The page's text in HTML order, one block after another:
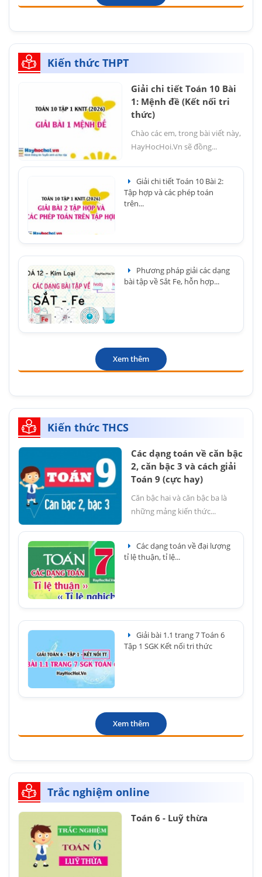
Kiến thức THPT
Giải chi tiết Toán 10 Bài
1: Mệnh đề (Kết nối tri
thức)
Chào các em, trong bài viết này,
HayHocHoi.Vn sẽ đồng...
Giải chi tiết Toán 10 Bài 2:
Tập hợp và các phép toán
trên...
Phương pháp giải các dạng
bài tập về Sắt Fe, hỗn hợp...
Xem thêm
Kiến thức THCS
Các dạng toán về căn bậc
2, căn bậc 3 và cách giải
Toán 9 (cực hay)
Căn bậc hai và căn bậc ba là
những mảng kiến thức...
Các dạng toán về đại lượng
tỉ lệ thuận, tỉ lệ...
Giải bài 1.1 trang 7 Toán 6
Tập 1 SGK Kết nối tri thức
Xem thêm
Trắc nghiệm online
Toán 6 - Luỹ thừa